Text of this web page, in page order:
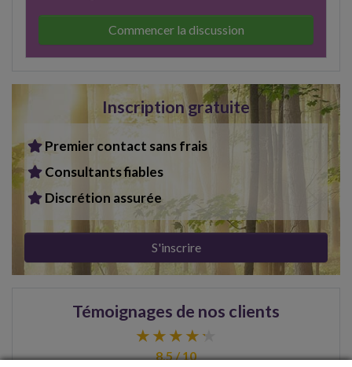
Commencer la discussion
Inscription gratuite
Premier contact sans frais
Consultants fiables
Discrétion assurée
S'inscrire
Témoignages de nos clients
8.5 / 10